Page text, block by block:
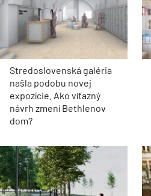
Stredoslovenská galéria
našla podobu novej
expozície. Ako víťazný
návrh zmení Bethlenov
dom?